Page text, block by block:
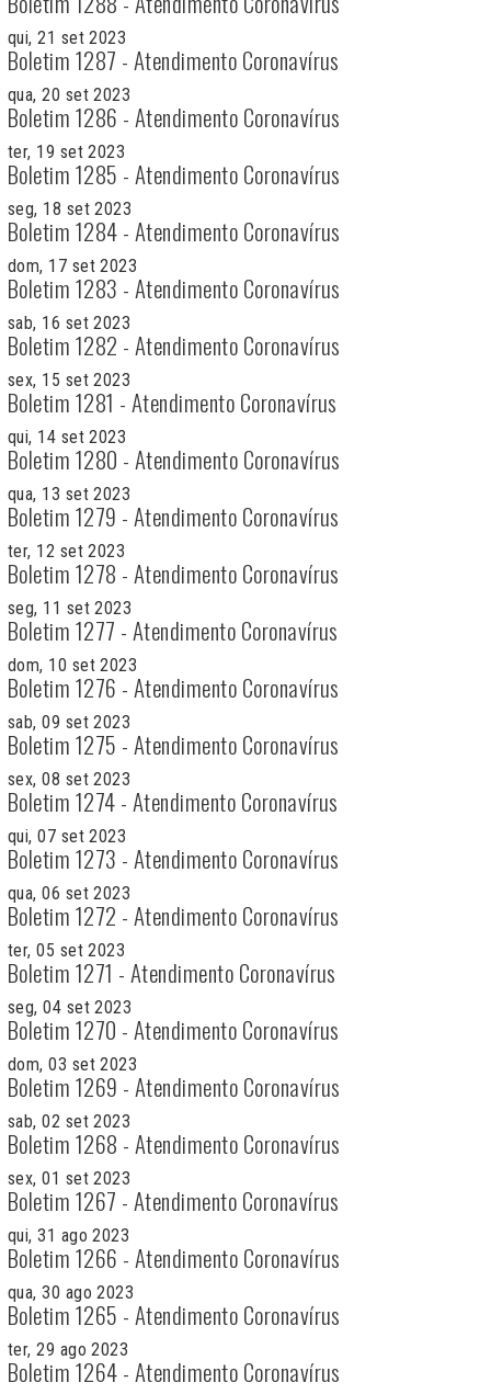
qui, 21 set 2023
Boletim 1287 - Atendimento Coronavírus
qua, 20 set 2023
Boletim 1286 - Atendimento Coronavírus
ter, 19 set 2023
Boletim 1285 - Atendimento Coronavírus
seg, 18 set 2023
Boletim 1284 - Atendimento Coronavírus
dom, 17 set 2023
Boletim 1283 - Atendimento Coronavírus
sab, 16 set 2023
Boletim 1282 - Atendimento Coronavírus
sex, 15 set 2023
Boletim 1281 - Atendimento Coronavírus
qui, 14 set 2023
Boletim 1280 - Atendimento Coronavírus
qua, 13 set 2023
Boletim 1279 - Atendimento Coronavírus
ter, 12 set 2023
Boletim 1278 - Atendimento Coronavírus
seg, 11 set 2023
Boletim 1277 - Atendimento Coronavírus
dom, 10 set 2023
Boletim 1276 - Atendimento Coronavírus
sab, 09 set 2023
Boletim 1275 - Atendimento Coronavírus
sex, 08 set 2023
Boletim 1274 - Atendimento Coronavírus
qui, 07 set 2023
Boletim 1273 - Atendimento Coronavírus
qua, 06 set 2023
Boletim 1272 - Atendimento Coronavírus
ter, 05 set 2023
Boletim 1271 - Atendimento Coronavírus
seg, 04 set 2023
Boletim 1270 - Atendimento Coronavírus
dom, 03 set 2023
Boletim 1269 - Atendimento Coronavírus
sab, 02 set 2023
Boletim 1268 - Atendimento Coronavírus
sex, 01 set 2023
Boletim 1267 - Atendimento Coronavírus
qui, 31 ago 2023
Boletim 1266 - Atendimento Coronavírus
qua, 30 ago 2023
Boletim 1265 - Atendimento Coronavírus
ter, 29 ago 2023
Boletim 1264 - Atendimento Coronavírus